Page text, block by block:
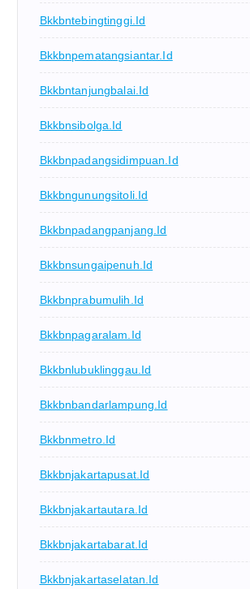
Bkkbntebingtinggi.id
Bkkbnpematangsiantar.id
Bkkbntanjungbalai.id
Bkkbnsibolga.id
Bkkbnpadangsidimpuan.id
Bkkbngunungsitoli.id
Bkkbnpadangpanjang.id
Bkkbnsungaipenuh.id
Bkkbnprabumulih.id
Bkkbnpagaralam.id
Bkkbnlubuklinggau.id
Bkkbnbandarlampung.id
Bkkbnmetro.id
Bkkbnjakartapusat.id
Bkkbnjakartautara.id
Bkkbnjakartabarat.id
Bkkbnjakartaselatan.id